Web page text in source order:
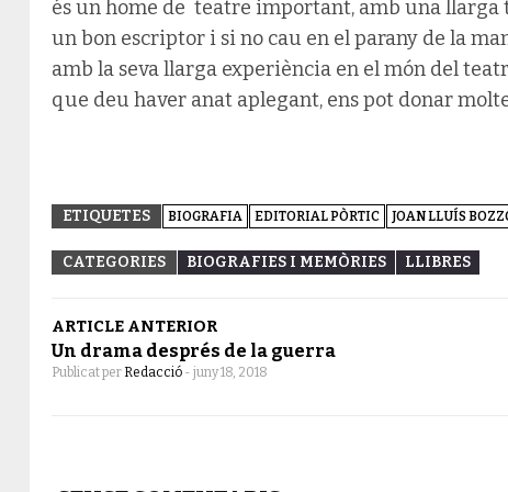
és un home de teatre important, amb una llarga
un bon escriptor i si no cau en el parany de la
amb la seva llarga experiència en el món del
que deu haver anat aplegant, ens pot donar
ETIQUETES BIOGRAFIA EDITORIAL PÒRTIC JOAN LLUÍS
CATEGORIES BIOGRAFIES I MEMÒRIES LLIBRES
ARTICLE ANTERIOR
Un drama després de la guerra
Publicat per Redacció - juny 18, 2018